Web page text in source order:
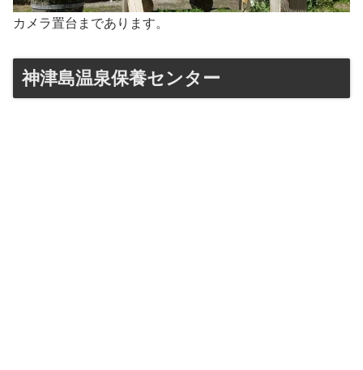
カメラ置台まであります。
神津島温泉保養センター